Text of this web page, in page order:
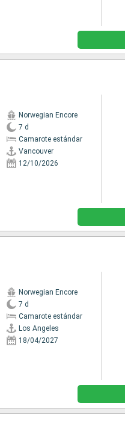
Norwegian Encore
7 d
Camarote estándar
Vancouver
12/10/2026
Norwegian Encore
7 d
Camarote estándar
Los Angeles
18/04/2027